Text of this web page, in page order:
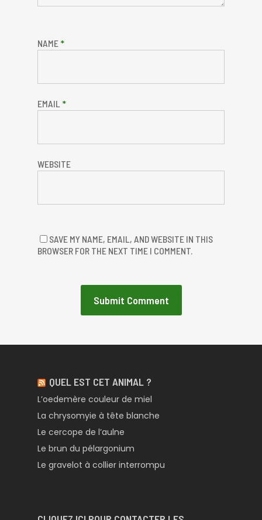
NAME *
EMAIL *
WEBSITE
SAVE MY NAME, EMAIL, AND WEBSITE IN THIS
BROWSER FOR THE NEXT TIME I COMMENT.
QUEL EST CET ANIMAL ?
L’oedemère couleur de miel
La chrysomyie à tête blanche
Le cercope de l’aulne
Le brun du pélargonium
Le gravelot à collier interrompu